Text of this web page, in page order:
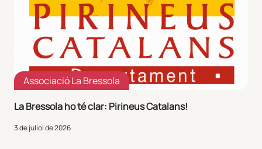
Associació La Bressola
La Bressola ho té clar: Pirineus Catalans!
3 de juliol de 2026